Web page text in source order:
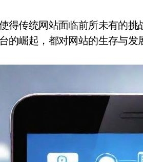
的崛起，都对网站的生存与发